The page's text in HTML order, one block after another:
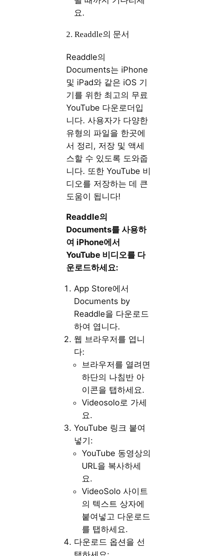
요.
2. Readdle의 문서
Readdle의
Documents는 iPhone
및 iPad와 같은 iOS 기
기를 위한 최고의 무료
YouTube 다운로더입
니다. 사용자가 다양한
유형의 파일을 한곳에
서 정리, 저장 및 액세
스할 수 있도록 도와줍
니다. 또한 YouTube 비
디오를 저장하는 데 큰
도움이 됩니다!
Readdle의
Documents를 사용하
여 iPhone에서
YouTube 비디오를 다
운로드하세요:
App Store에서
Documents by
Readdle을 다운로드
하여 엽니다.
웹 브라우저를 엽니
다:
브라우저를 열려면
하단의 나침반 아
이콘을 탭하세요.
Videosolo로 가세
요.
YouTube 링크 붙여
넣기:
YouTube 동영상의
URL을 복사하세
요.
VideoSolo 사이트
의 텍스트 상자에
붙여넣고 다운로드
를 탭하세요.
다운로드 옵션을 선